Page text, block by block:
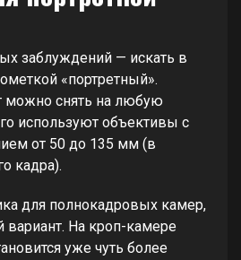
заблуждений — искать в
«портретный».
можно снять на любую
используют объективы с
от 50 до 135 мм (в
кадра).
для полнокадровых камер,
вариант. На кроп-камере
уже чуть более